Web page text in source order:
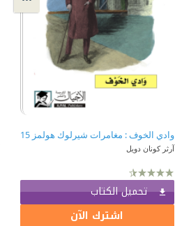
وادي الخوف : مغامرات شيرلوك هولمز 15
آرثر كونان دويل
تحميل الكتاب
اشترك الآن